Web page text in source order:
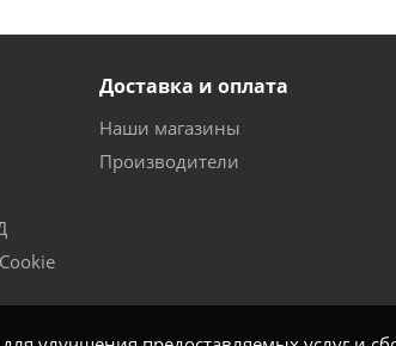
Доставка и оплата
Наши магазины
Производители